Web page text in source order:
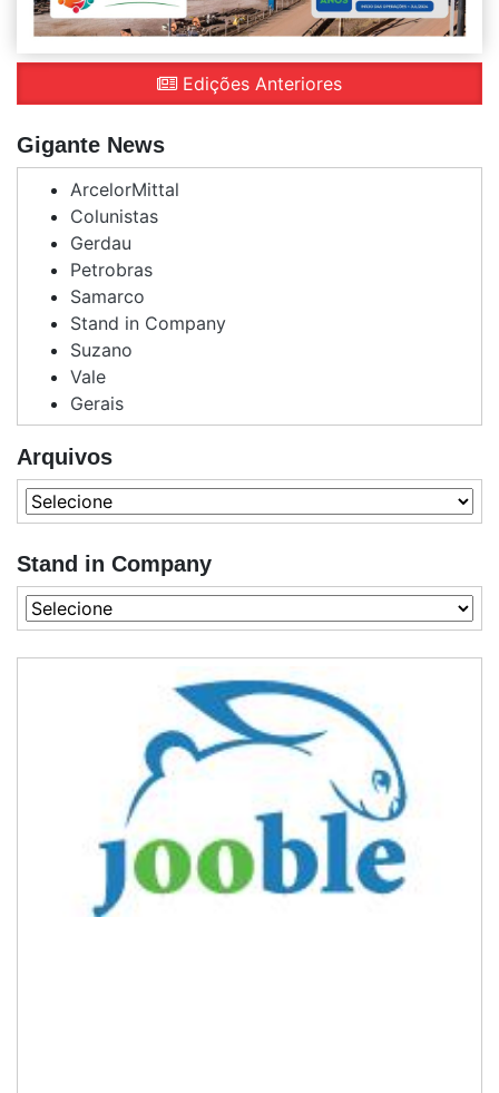
Edições Anteriores
Gigante News
ArcelorMittal
Colunistas
Gerdau
Petrobras
Samarco
Stand in Company
Suzano
Vale
Gerais
Arquivos
Stand in Company